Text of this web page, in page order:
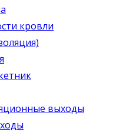
кровли
выходы